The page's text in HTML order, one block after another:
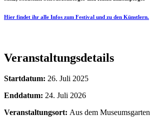
Hier findet ihr alle Infos zum Festival und zu den Künstlern.
Veranstaltungsdetails
Startdatum: 26. Juli 2025
Enddatum: 24. Juli 2026
Veranstaltungsort: Aus dem